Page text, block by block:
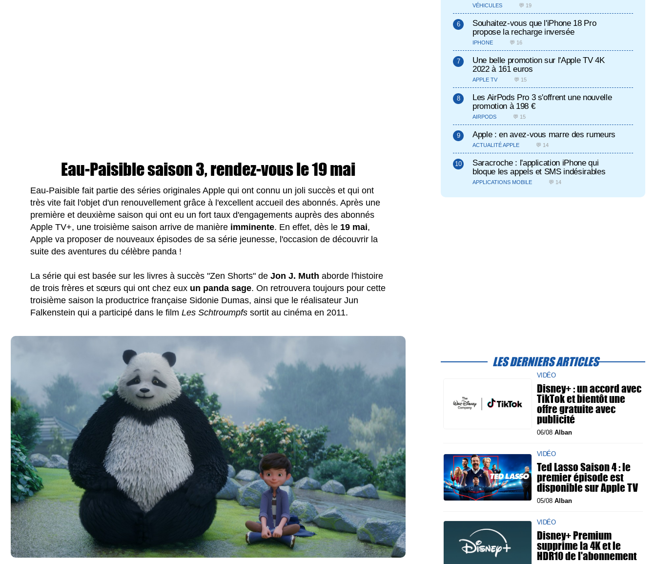
Eau-Paisible saison 3, rendez-vous le 19 mai
Eau-Paisible fait partie des séries originales Apple qui ont connu un joli succès et qui ont
très vite fait l'objet d'un renouvellement grâce à l'excellent accueil des abonnés. Après une
première et deuxième saison qui ont eu un fort taux d'engagements auprès des abonnés
Apple TV+, une troisième saison arrive de manière imminente. En effet, dès le 19 mai,
Apple va proposer de nouveaux épisodes de sa série jeunesse, l'occasion de découvrir la
suite des aventures du célèbre panda !
La série qui est basée sur les livres à succès "Zen Shorts" deJon J. Muthaborde l'histoire
de trois frères et sœurs qui ont chez eux un panda sage. On retrouvera toujours pour cette
troisième saison la productrice française Sidonie Dumas, ainsi que le réalisateur Jun
Falkenstein qui a participé dans le filmLes Schtroumpfs sortit au cinéma en 2011.
VÉHICULES 💬 19
Souhaitez-vous que l'iPhone 18 Pro
propose la recharge inversée
IPHONE 💬 16
Une belle promotion sur l'Apple TV 4K
2022 à 161 euros
APPLE TV 💬 15
Les AirPods Pro 3 s'offrent une nouvelle
promotion à 198 €
AIRPODS 💬 15
Apple : en avez-vous marre des rumeurs
ACTUALITÉ APPLE 💬 14
Saracroche : l'application iPhone qui
bloque les appels et SMS indésirables
APPLICATIONS MOBILE 💬 14
LES DERNIERS ARTICLES
VIDÉO
Disney+ : un accord avec
TikTok et bientôt une
offre gratuite avec
publicité
06/08 Alban
VIDÉO
Ted Lasso Saison 4 : le
premier épisode est
disponible sur Apple TV
05/08 Alban
VIDÉO
Disney+ Premium
supprime la 4K et le
HDR10 de l'abonnement